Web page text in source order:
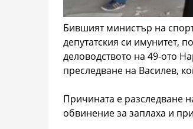
Бившият министър на
депутатския си имунитет,
деловодството на 49-ото
преследване на Василев,
Причината е разследване
обвинение за заплаха и